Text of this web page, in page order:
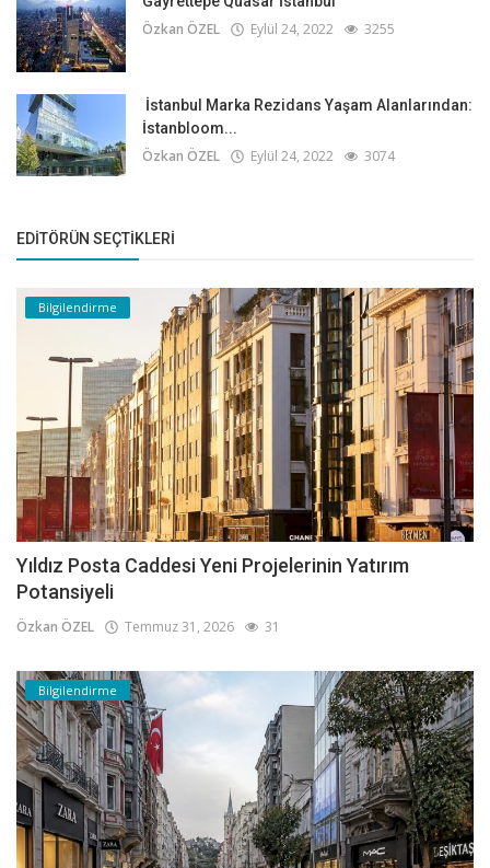
Özkan ÖZEL Eylül 24, 2022 3255
İstanbul Marka Rezidans Yaşam Alanlarından:
İstanbloom...
Özkan ÖZEL Eylül 24, 2022 3074
EDITÖRÜN SEÇTIKLERI
Bilgilendirme
Yıldız Posta Caddesi Yeni Projelerinin Yatırım
Potansiyeli
Özkan ÖZEL Temmuz 31, 2026 31
Bilgilendirme